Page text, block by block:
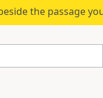
the passage